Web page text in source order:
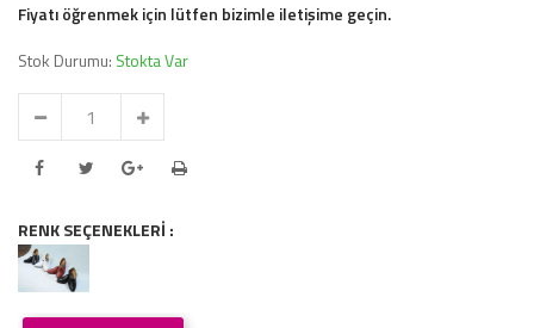
Fiyatı öğrenmek için lütfen bizimle iletişime geçin.
Stok Durumu: Stokta Var
RENK SEÇENEKLERİ :